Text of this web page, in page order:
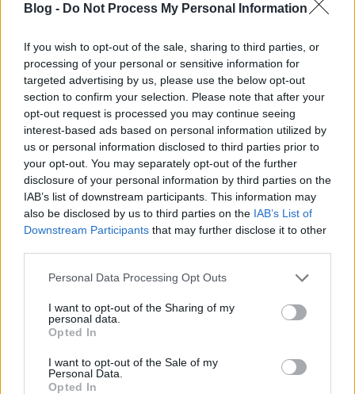
Blog - Do Not Process My Personal Information
If you wish to opt-out of the sale, sharing to third parties, or
processing of your personal or sensitive information for
targeted advertising by us, please use the below opt-out
section to confirm your selection. Please note that after your
opt-out request is processed you may continue seeing
interest-based ads based on personal information utilized by
us or personal information disclosed to third parties prior to
your opt-out. You may separately opt-out of the further
disclosure of your personal information by third parties on the
IAB’s list of downstream participants. This information may
also be disclosed by us to third parties on the IAB’s List of
Downstream Participants that may further disclose it to other
Please note that this website/app uses one or more Google
not limited to your visit or usage behaviour. You may click to
grant or deny consent to Google and its third-party tags to
use your data for below specified purposes in below Google
consent section.
Personal Data Processing Opt Outs
I want to opt-out of the Sharing of my
personal data.
Opted In
I want to opt-out of the Sale of my
Personal Data.
Opted In
Lefűznéd a világ egyik legszebbjét?
ommm•2014. szeptember 04.
Ezt azért el kell ismerni. Az autók, a csaj, a hely és a
képvilág is rendben van. Transzfogarasi út, lefűzve.
Nice job, ZPerformanceWheels! Főszerepben:
Ramona Rusu, Gabi Imre, E30V8 x 2.
Örömteli, öreg budi
ommm•2014. július 27.
Lassan csiszolódik-csiszolódik, nem kerget a tatár,
ráérünk Ez a poszt nem akar rábeszélni az
öregautózásra. Ne tedd, ne csináld, sokkal
okosabban is eltöltheted az idődet, sokkal
hasznosabban, tényleg. Ha eddig nem kezdted el,
most már ne vágj bele, mert az autózásnak sajnos…